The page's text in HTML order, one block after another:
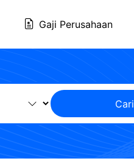
Gaji Perusahaan
Cari